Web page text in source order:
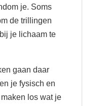
je. Soms
de trillingen
je lichaam te
gaan daar
je fysisch en
los wat je